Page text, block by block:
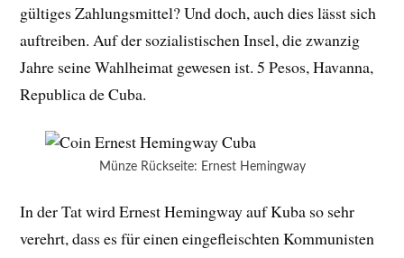
gültiges Zahlungsmittel? Und doch, auch dies lässt sich
auftreiben. Auf der sozialistischen Insel, die zwanzig
Jahre seine Wahlheimat gewesen ist. 5 Pesos, Havanna,
Republica de Cuba.
Münze Rückseite: Ernest Hemingway
In der Tat wird Ernest Hemingway auf Kuba so sehr
verehrt, dass es für einen eingefleischten Kommunisten